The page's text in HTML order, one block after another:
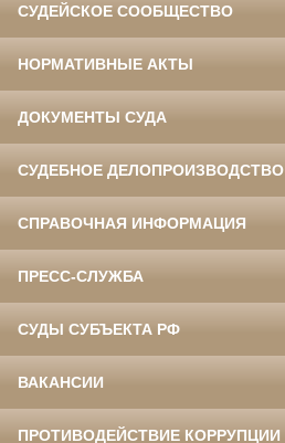
СУДЕЙСКОЕ СООБЩЕСТВО
НОРМАТИВНЫЕ АКТЫ
ДОКУМЕНТЫ СУДА
СУДЕБНОЕ ДЕЛОПРОИЗВОДСТВО
СПРАВОЧНАЯ ИНФОРМАЦИЯ
ПРЕСС-СЛУЖБА
СУДЫ СУБЪЕКТА РФ
ВАКАНСИИ
ПРОТИВОДЕЙСТВИЕ КОРРУПЦИИ